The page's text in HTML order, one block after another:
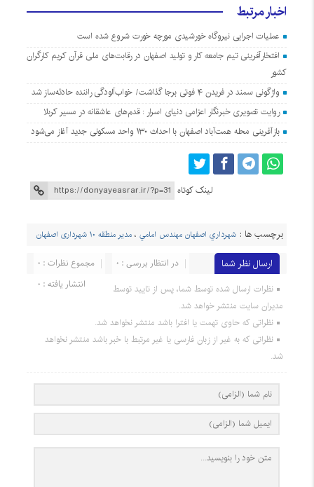
اخبار مرتبط
عملیات اجرایی نیروگاه خورشیدی مورچه خورت شروع شده است
افتخارآفرینی تیم جامعه کار و تولید اصفهان در رقابت‌های ملی قرآن کریم کارگران
کشور
واژگونی سمند در فریدن ۴ فوتی برجا گذاشت/ خواب‌آلودگی راننده حادثه‌ساز شد
روایت تصویری خبرنگار اعزامی دنیای اسرار : قدم‌های عاشقانه در مسیر کربلا
بازآفرینی محله همت‌آباد اصفهان با احداث ۱۳۰ واحد مسکونی جدید آغاز می‌شود
لینک کوتاه
برچسب ها : شهرداري اصفهان مهندس امامي ،مدیر منطقه ۱۰ شهرداری اصفهان
ارسال نظر شما مجموع نظرات : 0
در انتظار بررسی : 0
انتشار یافته : 0
نظرات ارسال شده توسط شما، پس از تایید توسط
مدیران سایت منتشر خواهد شد.
نظراتی که حاوی تهمت یا افترا باشد منتشر نخواهد شد.
نظراتی که به غیر از زبان فارسی یا غیر مرتبط با خبر باشد منتشر نخواهد
شد.